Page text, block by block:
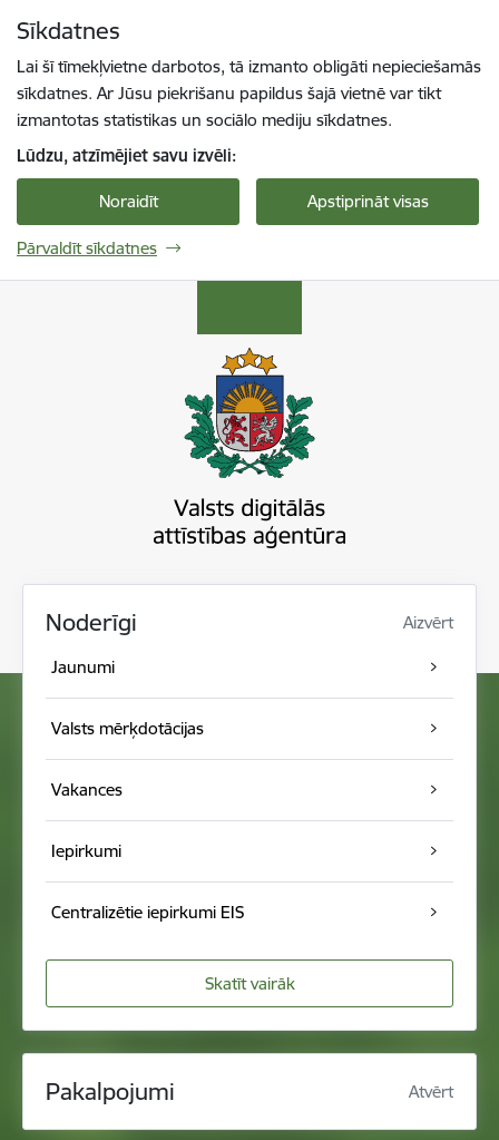
Sīkdatnes
Lai šī tīmekļvietne darbotos, tā izmanto obligāti nepieciešamās
sīkdatnes. Ar Jūsu piekrišanu papildus šajā vietnē var tikt
izmantotas statistikas un sociālo mediju sīkdatnes.
Lūdzu, atzīmējiet savu izvēli:
Noraidīt Apstiprināt visas
Pārvaldīt sīkdatnes
Noderīgi Aizvērt
Jaunumi
Valsts mērķdotācijas
Vakances
Iepirkumi
Centralizētie iepirkumi EIS
Skatīt vairāk
Pakalpojumi Atvērt